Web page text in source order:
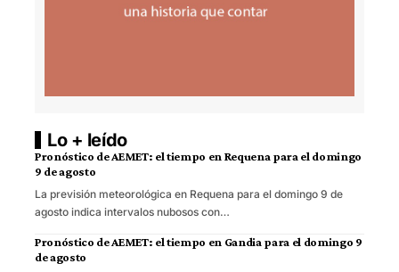
Lo + leído
Pronóstico de AEMET: el tiempo en Requena para el domingo
9 de agosto
La previsión meteorológica en Requena para el domingo 9 de
agosto indica intervalos nubosos con…
Pronóstico de AEMET: el tiempo en Gandia para el domingo 9
de agosto